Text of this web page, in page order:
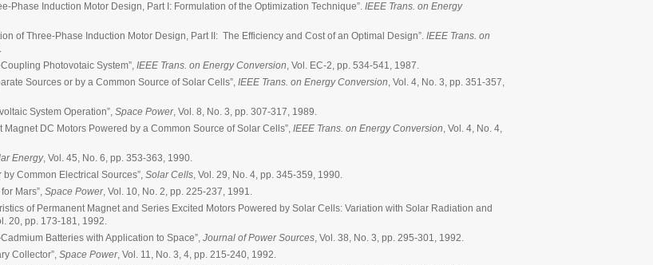
Phase Induction Motor Design, Part I: Formulation of the Optimization Technique”. IEEE Trans. on Energy
of Three-Phase Induction Motor Design, Part II: The Efficiency and Cost of an Optimal Design”. IEEE Trans. on
Photovotaic System”, IEEE Trans. on Energy Conversion, Vol. EC-2, pp. 534-541, 1987.
Sources or by a Common Source of Solar Cells”, IEEE Trans. on Energy Conversion, Vol. 4, No. 3, pp. 351-357,
System Operation”, Space Power, Vol. 8, No. 3, pp. 307-317, 1989.
DC Motors Powered by a Common Source of Solar Cells”, IEEE Trans. on Energy Conversion, Vol. 4, No. 4,
Energy, Vol. 45, No. 6, pp. 353-363, 1990.
Common Electrical Sources”, Solar Cells, Vol. 29, No. 4, pp. 345-359, 1990.
Mars”, Space Power, Vol. 10, No. 2, pp. 225-237, 1991.
of Permanent Magnet and Series Excited Motors Powered by Solar Cells: Variation with Solar Radiation and
20, pp. 173-181, 1992.
Batteries with Application to Space”, Journal of Power Sources, Vol. 38, No. 3, pp. 295-301, 1992.
Collector”, Space Power, Vol. 11, No. 3, 4, pp. 215-240, 1992.